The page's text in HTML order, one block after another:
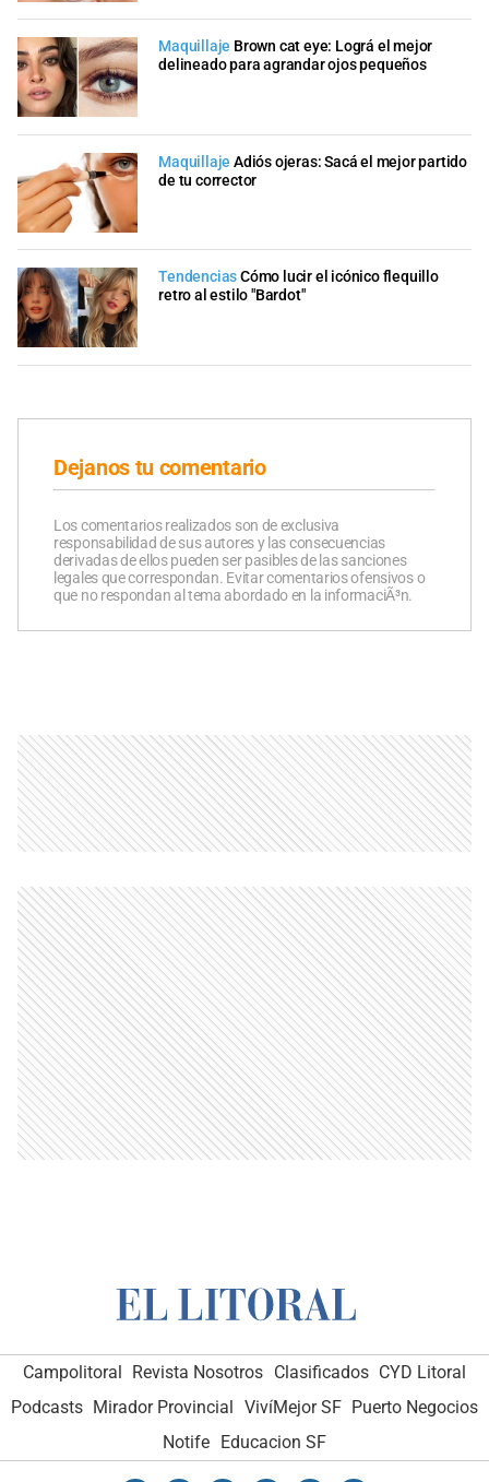
Maquillaje Brown cat eye: Lográ el mejor
delineado para agrandar ojos pequeños
Maquillaje Adiós ojeras: Sacá el mejor partido
de tu corrector
TendenciasCómo lucir el icónico flequillo
retro al estilo "Bardot"
Dejanos tu comentario
Los comentarios realizados son de exclusiva
responsabilidad de sus autores y las consecuencias
derivadas de ellos pueden ser pasibles de las sanciones
legales que correspondan. Evitar comentarios ofensivos o
que no respondan al tema abordado en la informaciÃ³n.
Campolitoral Revista Nosotros Clasificados CYD Litoral
Podcasts Mirador Provincial VivíMejor SF Puerto Negocios
Notife
Educacion SF